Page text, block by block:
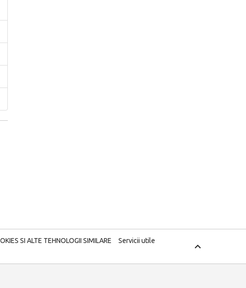
SI ALTE TEHNOLOGII SIMILARE
Servicii utile